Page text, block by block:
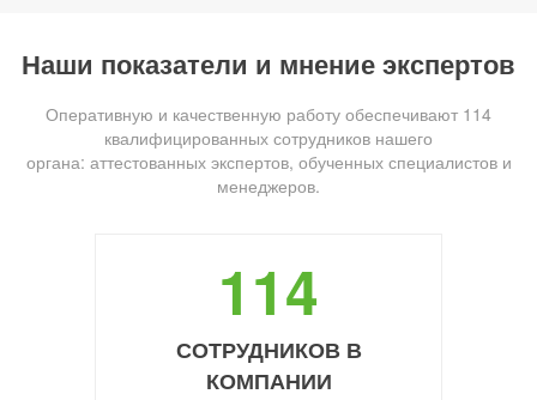
Наши показатели и мнение экспертов
Оперативную и качественную работу обеспечивают 114
квалифицированных сотрудников нашего
органа: аттестованных экспертов, обученных специалистов и
менеджеров.
114
СОТРУДНИКОВ В
КОМПАНИИ